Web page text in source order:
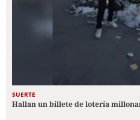
SUERTE
Hallan un billete de lotería